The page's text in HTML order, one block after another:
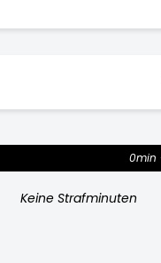
0min
Keine Strafminuten